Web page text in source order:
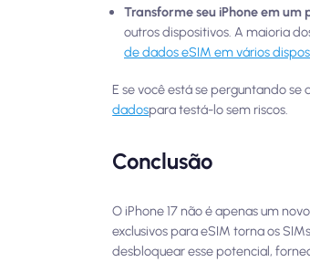
Transforme seu iPhone em um
outros dispositivos. A maioria
de dados eSIM em vários
E se você está se perguntando
dadospara testá-lo sem riscos.
Conclusão
O iPhone 17 não é apenas um
exclusivos para eSIM torna os
desbloquear esse potencial,